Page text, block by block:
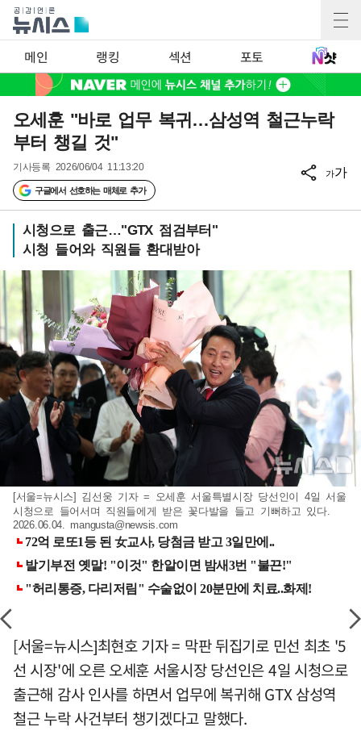
메인 랭킹 섹션 포토
오세훈 "바로 업무 복귀…삼성역 철근누락
부터 챙길 것"
기사등록 2026/06/04 11:13:20
구글에서 선호하는 매체로 추가
가가
시청으로 출근…"GTX 점검부터"
시청 들어와 직원들 환대받아
[서울=뉴시스] 김선웅 기자 = 오세훈 서울특별시장 당선인이 4일 서울
시청으로 들어서며 직원들에게 받은 꽃다발을 들고 기뻐하고 있다.
2026.06.04. mangusta@newsis.com
[서울=뉴시스]최현호 기자 = 막판 뒤집기로 민선 최초 '5
선 시장'에 오른 오세훈 서울시장 당선인은 4일 시청으로
출근해 감사 인사를 하면서 업무에 복귀해 GTX 삼성역
철근 누락 사건부터 챙기겠다고 말했다.